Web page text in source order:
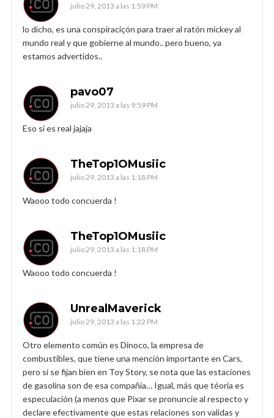
julio 29, 2013 a las 1:59 PM
lo dicho, es una conspiraciçón para traer al ratón mickey al
mundo real y que gobierne al mundo.. pero bueno, ya
estamos advertidos..
pavo07
julio 29, 2013 a las 9:59 PM
Eso sí es real jajaja
TheTop1OMusiic
julio 29, 2013 a las 1:18 PM
Waooo todo concuerda !
TheTop1OMusiic
julio 29, 2013 a las 1:18 PM
Waooo todo concuerda !
UnrealMaverick
julio 29, 2013 a las 1:22 PM
Otro elemento común es Dinoco, la empresa de
combustibles, que tiene una mención importante en Cars,
pero si se fijan bien en Toy Story, se nota que las estaciones
de gasolina son de esa compañia… Igual, más que téoria es
especulación (a menos que Pixar se pronuncie al respecto y
declare efectivamente que estas relaciones son validas y